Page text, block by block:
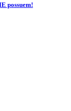
possuem!